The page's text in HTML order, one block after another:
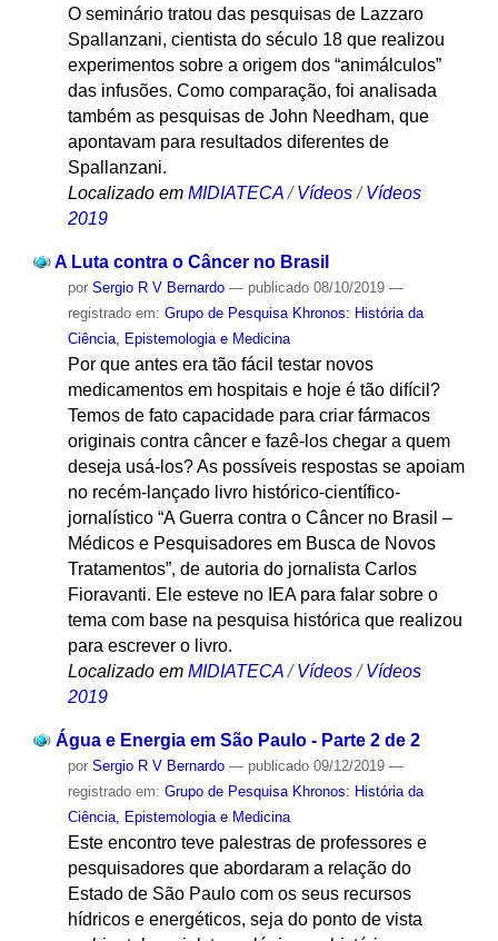
O seminário tratou das pesquisas de Lazzaro
Spallanzani, cientista do século 18 que realizou
experimentos sobre a origem dos “animálculos”
das infusões. Como comparação, foi analisada
também as pesquisas de John Needham, que
apontavam para resultados diferentes de
Spallanzani.
Localizado em MIDIATECA /Vídeos /Vídeos
2019
A Luta contra o Câncer no Brasil
por Sergio R V Bernardo — publicado08/10/2019 —
registrado em: Grupo de Pesquisa Khronos: História da
Ciência, Epistemologia e Medicina
Por que antes era tão fácil testar novos
medicamentos em hospitais e hoje é tão difícil?
Temos de fato capacidade para criar fármacos
originais contra câncer e fazê-los chegar a quem
deseja usá-los? As possíveis respostas se apoiam
no recém-lançado livro histórico-científico-
jornalístico “A Guerra contra o Câncer no Brasil –
Médicos e Pesquisadores em Busca de Novos
Tratamentos”, de autoria do jornalista Carlos
Fioravanti. Ele esteve no IEA para falar sobre o
tema com base na pesquisa histórica que realizou
para escrever o livro.
Localizado em MIDIATECA /Vídeos /Vídeos
2019
Água e Energia em São Paulo - Parte 2 de 2
por Sergio R V Bernardo — publicado09/12/2019 —
registrado em: Grupo de Pesquisa Khronos: História da
Ciência, Epistemologia e Medicina
Este encontro teve palestras de professores e
pesquisadores que abordaram a relação do
Estado de São Paulo com os seus recursos
hídricos e energéticos, seja do ponto de vista